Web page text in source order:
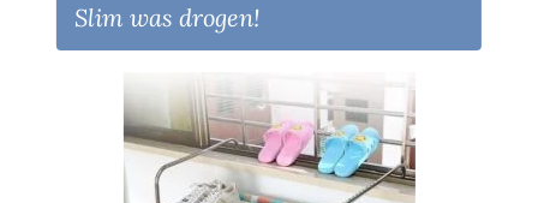
Slim was drogen!